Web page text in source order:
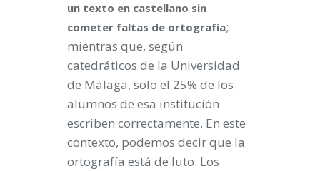
un texto en castellano sin
cometer faltas de ortografía;
mientras que, según
catedráticos de la Universidad
de Málaga, solo el 25% de los
alumnos de esa institución
escriben correctamente. En este
contexto, podemos decir que la
ortografía está de luto. Los